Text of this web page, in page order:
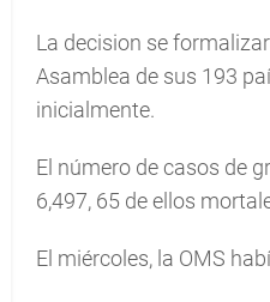
La decision se
Asamblea de sus 193
inicialmente.
El número de casos de
6,497, 65 de ellos
El miércoles, la OMS